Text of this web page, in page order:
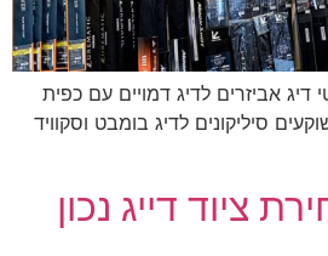
דיג אביזרים לדיג דמויים עם כפית
סיליקונים לדיג בומבט וסקוויד
ציוד דייג נכון